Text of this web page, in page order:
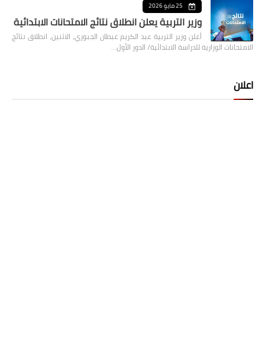
25 مايو 2026
وزير التربية يعلن انطلاق نتائج الامتحانات الابتدائية
أعلن وزير التربية عبد الكريم عبطان الجبوري، الاثنين، انطلاق نتائج
الامتحانات الوزارية للدراسة الابتدائية/ الدور الأول…
اعلان